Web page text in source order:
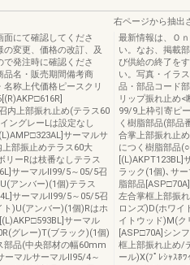
にて確認してくださ
変更、価格の改訂、及
発注時に確認くださ
品名・販売期間備考商
称上代価格ピースクリ
内上部振れ止め(テラス60
ングレーLは設定なし
サーマルサ
部振止めテラス60大
リーRは枝番なしテラス
サーマルⅡ99/5～05/5召
アンバー)(1個)テラス
サーマルⅡ99/5～05/5召
)U(アンバー)(1個)Rはホ
サーマル
グレー)T(ブラック)(1個)
部品(中央部材の幅60mm
ーマルサーマルⅡ95/4～
右ページから抽出
最新情報は、Ｏ
い。なお、掲載
び供給の終了を
い。写真・イラ
品・部品コード
リップ振れ止め
99/9上枠引寄ピ
く樹脂部品(部品
合掌上部振れ止
につく樹脂部品
[(L)AKPT123BL]
ラック(1個)､サ
脂部品
左合掌框上部振
ロンズ)D(ホワイ
イトウッド)M(ク
[ASP□70A]シン
框上部振れ止め/
ール)X(ﾌﾟﾚｼｬｽﾎ